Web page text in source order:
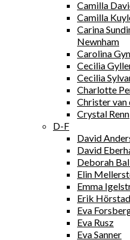
Camilla
Camilla
Carina
Newnham
Carolina
Cecilia
Cecilia
Charlotte
Christer van
Crystal Renn
D-F
David
David
Deborah
Elin
Emma
Erik
Eva
Eva Rusz
Eva Sanner